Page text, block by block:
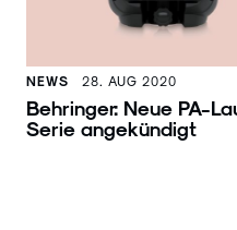
NEWS 28. AUG 2020
Behringer: Neue PA-
Serie angekündigt